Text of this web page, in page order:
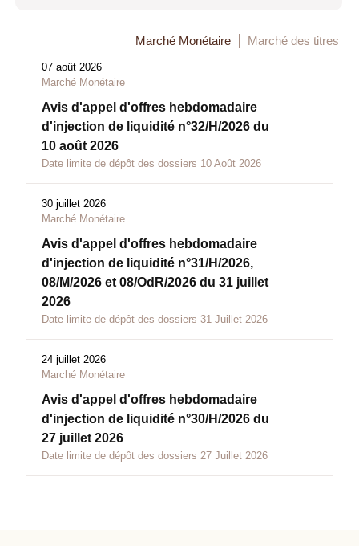
Marché Monétaire Marché des titres
07 août 2026
Marché Monétaire
Avis d'appel d'offres hebdomadaire
d'injection de liquidité n°32/H/2026 du
10 août 2026
Date limite de dépôt des dossiers 10 Août 2026
30 juillet 2026
Marché Monétaire
Avis d'appel d'offres hebdomadaire
d'injection de liquidité n°31/H/2026,
08/M/2026 et 08/OdR/2026 du 31 juillet
2026
Date limite de dépôt des dossiers 31 Juillet 2026
24 juillet 2026
Marché Monétaire
Avis d'appel d'offres hebdomadaire
d'injection de liquidité n°30/H/2026 du
27 juillet 2026
Date limite de dépôt des dossiers 27 Juillet 2026